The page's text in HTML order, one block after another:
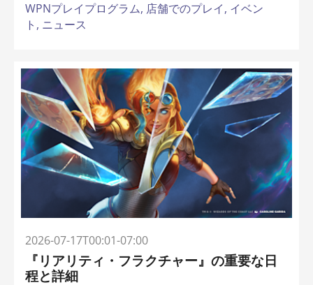
WPNプレイプログラム, 店舗でのプレイ, イベン
ト, ニュース
2026-07-17T00:01-07:00
『リアリティ・フラクチャー』の重要な日
程と詳細